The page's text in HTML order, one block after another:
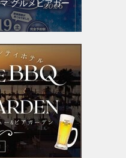
グルメビアガー